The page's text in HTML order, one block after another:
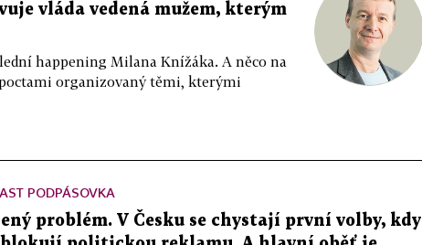
vláda vedená mužem, kterým
happening Milana Knížáka. A něco na
organizovaný těmi, kterými
PODPÁSOVKA
problém. V Česku se chystají první volby, kdy